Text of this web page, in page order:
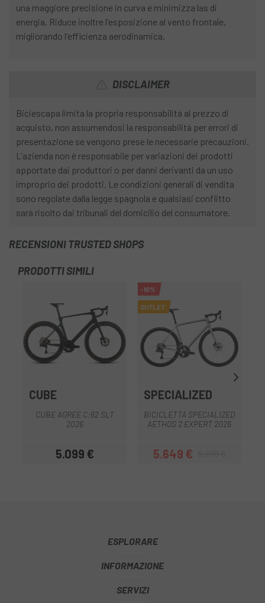
una maggiore precisione in curva e minimizza las di
energia. Riduce inoltre l'esposizione al vento frontale,
migliorando l'efficienza aerodinamica.
DISCLAIMER
Biciescapa limita la propria responsabilità al prezzo di
acquisto, non assumendosi la responsabilità per errori di
presentazione se vengono prese le necessarie precauzioni.
L'azienda non è responsabile per variazioni dei prodotti
apportate dai produttori o per danni derivanti da un uso
improprio dei prodotti. Le condizioni generali di vendita
sono regolate dalla legge spagnola e qualsiasi conflitto
sarà risolto dai tribunali del domicilio del consumatore.
RECENSIONI TRUSTED SHOPS
PRODOTTI SIMILI
CUBE
CUBE AGREE C:62 SLT
2026
Prezzo
5.099 €
-10%
OUTLET
SPECIALIZED
BICICLETTA SPECIALIZED
AETHOS 2 EXPERT 2026
Prezzo
5.649 €Prezzo base
ESPLORARE
INFORMAZIONE
SERVIZI